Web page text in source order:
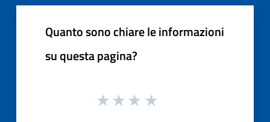
Quanto sono chiare le informazioni
su questa pagina?